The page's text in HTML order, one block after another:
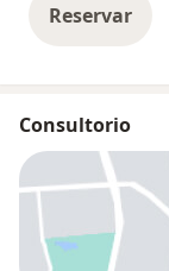
Reservar
Consultorio